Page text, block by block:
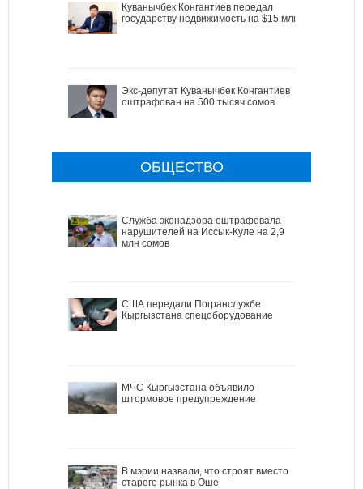
Куванычбек Конгантиев передал
государству недвижимость на $15 млн
Экс-депутат Куванычбек Конгантиев
оштрафован на 500 тысяч сомов
ОБЩЕСТВО
Служба эконадзора оштрафовала
нарушителей на Иссык-Куле на 2,9
млн сомов
США передали Погранслужбе
Кыргызстана спецоборудование
МЧС Кыргызстана объявило
штормовое предупреждение
В мэрии назвали, что строят вместо
старого рынка в Оше